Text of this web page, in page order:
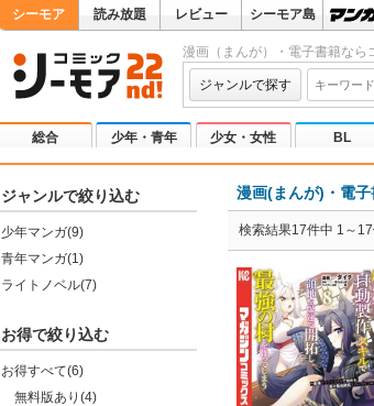
シーモア 読み放題 レビュー シーモア島
漫画（まんが）・電子書籍なら
ジャンルで探す
総合 少年・青年 少女・女性 BL
ジャンルで絞り込む
少年マンガ(9)
青年マンガ(1)
ライトノベル(7)
お得で絞り込む
お得すべて(6)
無料版あり(4)
漫画(まんが)・電
検索結果17件中 1～